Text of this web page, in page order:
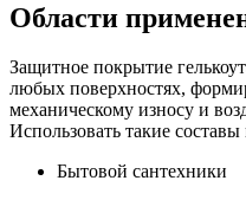
Области
Защитное покрытие
любых поверхностях,
механическому износу и
Использовать такие
Бытовой сантехники